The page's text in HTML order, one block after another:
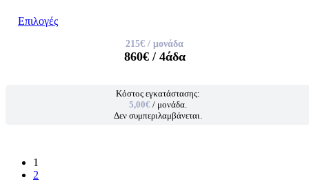
Επιλογές
215€ / μονάδα
860€/ 4άδα
Κόστος εγκατάστασης:
5,00€ / μονάδα.
Δεν συμπεριλαμβάνεται.
1
2